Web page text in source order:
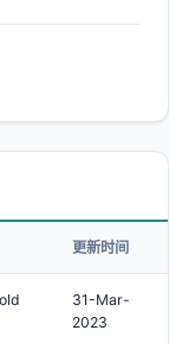
更新时间
31-Mar-
2023